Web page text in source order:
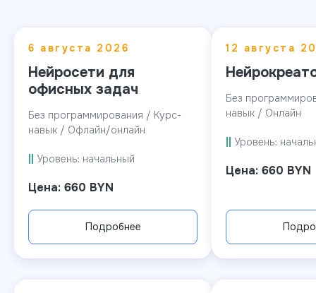
6 августа 2026
Нейросети для
офисных задач
Без программирования / Курс-
навык / Офлайн/онлайн
Уровень: начальный
Цена: 660 BYN
Подробнее
12 августа
Без
навык / Онлайн
Уровень:
Цена: 660 BYN